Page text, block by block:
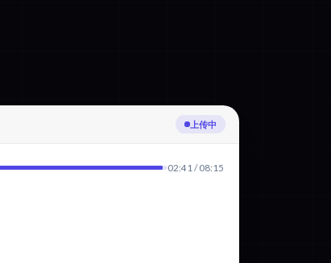
正在转录立陶宛语
02:41 / 08:15